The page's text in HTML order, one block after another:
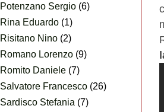
Potenzano Sergio (6)
Rina Eduardo (1)
Risitano Nino (2)
Romano Lorenzo (9)
Romito Daniele (7)
Salvatore Francesco (26)
Sardisco Stefania (7)